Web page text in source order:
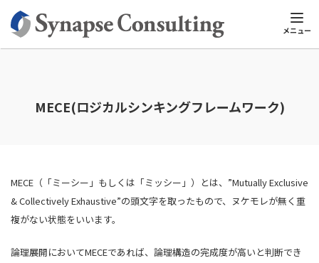
メニュー
シナプスTOP マーケティング用語集 英数字 MECE(ロジカル
MECE(ロジカルシンキングフレームワーク)
MECE（「ミーシー」もしくは「ミッシー」）とは、”Mutually Exclusive
& Collectively Exhaustive”の頭文字を取ったもので、ヌケモレが無く重
複がない状態をいいます。
論理展開においてMECEであれば、論理構造の完成度が高いと判断でき